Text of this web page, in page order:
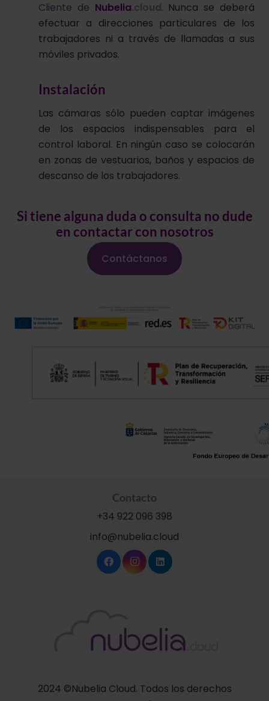
Cliente de Nubelia.cloud. Nunca se deberá
efectuar a direcciones particulares de los
trabajadores ni a través de llamadas a sus
móviles privados.
Instalación
Las cámaras sólo pueden captar imágenes
de los espacios indispensables para el
control laboral. En ningún caso se colocarán
en zonas de vestuarios, baños y espacios de
descanso de los trabajadores.
Si tiene alguna duda o consulta no dude
en contactar con nosotros
Contáctanos
Contacto
+34 922 096 398
info@nubelia.cloud
2024 ©Nubelia Cloud. Todos los derechos